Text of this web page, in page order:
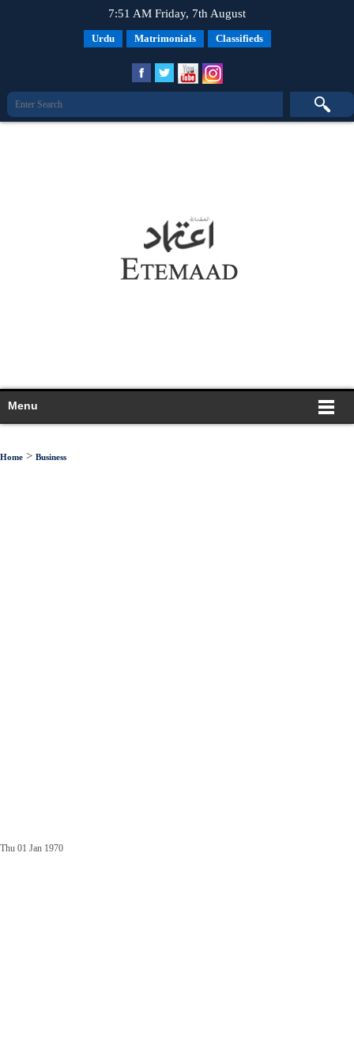
7:51 AM Friday, 7th August
Urdu Matrimonials Classifieds
Menu
Home > Business
Thu 01 Jan 1970